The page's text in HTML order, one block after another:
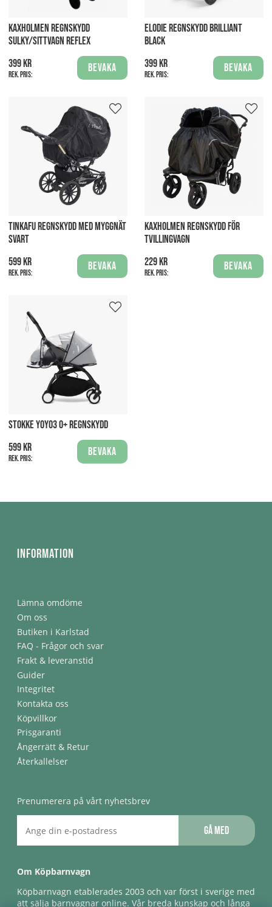
KAXHOLMEN REGNSKYDD
SULKY/SITTVAGN REFLEX
399 kr
Rek. pris:
Bevaka
ELODIE REGNSKYDD BRILLIANT
BLACK
399 kr
Rek. pris:
Bevaka
TINKAFU REGNSKYDD MED MYGGNÄT
SVART
599 kr
Rek. pris:
Bevaka
KAXHOLMEN REGNSKYDD FÖR
TVILLINGVAGN
229 kr
Rek. pris:
Bevaka
STOKKE YOYO3 0+ REGNSKYDD
599 kr
Rek. pris:
Bevaka
Information
Lämna omdöme
Om oss
Butiken i Karlstad
FAQ - Frågor och svar
Frakt & leveranstid
Guider
Integritet
Kontakta oss
Köpvillkor
Prisgaranti
Ångerrätt & Retur
Återkallelser
Prenumerera på vårt nyhetsbrev
Gå med
Om Köpbarnvagn
Köpbarnvagn etablerades 2003 och var först i sverige med
att sälja barnvagnar online. Vår breda kunskap och långa